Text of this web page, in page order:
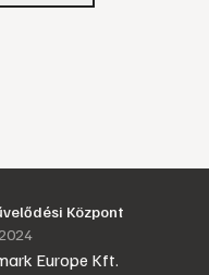
Központ
Europe Kft.